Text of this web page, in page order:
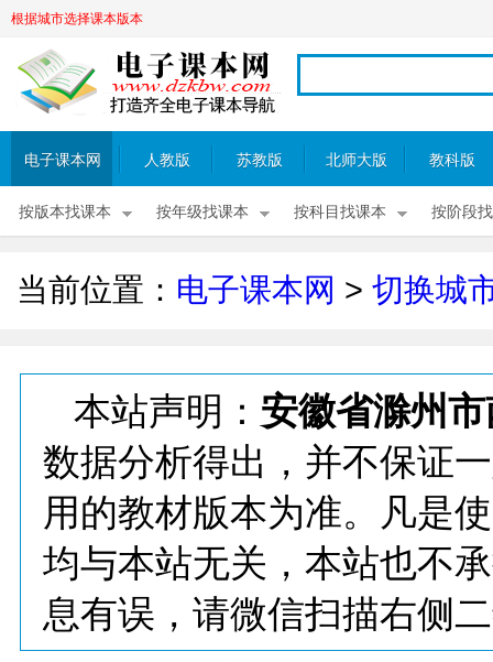
根据城市选择课本版本
电子课本网 人教版 苏教版 北师大版 教科版
按版本找课本 按年级找课本 按科目找课本 按阶段
当前位置： 电子课本网 > 切换城
本站声明： 安徽省滁州
数据分析得出，并不保证
用的教材版本为准。凡是
均与本站无关，本站也不
息有误，请微信扫描右侧